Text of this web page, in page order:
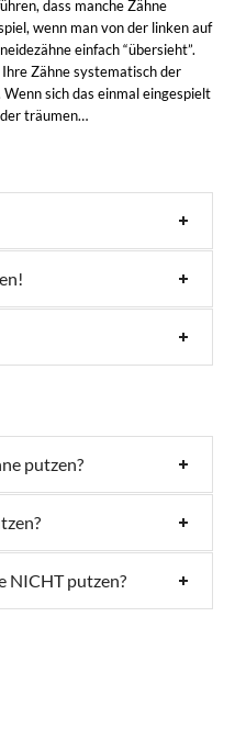
dass manche Zähne
wenn man von der linken auf
einfach “übersieht”.
Zähne systematisch der
sich das einmal eingespielt
träumen…
putzen?
NICHT putzen?